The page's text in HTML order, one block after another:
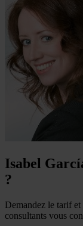
Isabel
?
Demandez le tarif
consultants vous